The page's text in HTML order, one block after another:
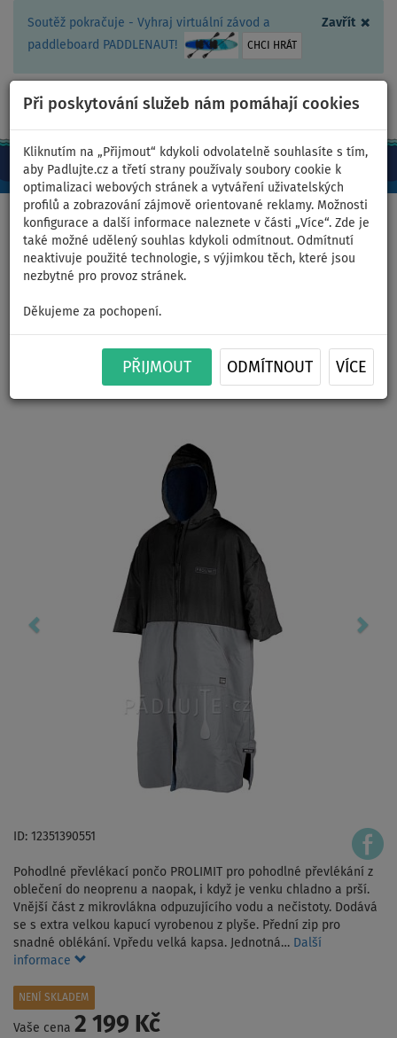
Zavřít ×
Soutěž pokračuje - Vyhraj virtuální závod a
paddleboard PADDLENAUT!
CHCI HRÁT
Při poskytování služeb nám pomáhají cookies
Kliknutím na „Přijmout“ kdykoli odvolatelně souhlasíte s tím,
aby Padlujte.cz a třetí strany používaly soubory cookie k
optimalizaci webových stránek a vytváření uživatelských
profilů a zobrazování zájmově orientované reklamy. Možnosti
konfigurace a další informace naleznete v části „Více“. Zde je
také možné udělený souhlas kdykoli odmítnout. Odmítnutí
neaktivuje použité technologie, s výjimkou těch, které jsou
nezbytné pro provoz stránek.
Děkujeme za pochopení.
PŘIJMOUT ODMÍTNOUT VÍCE
CZ/Kč +420 467 409 090 0ks
Domů >Oblečení >Ponča k vodě
Pončo PROLIMIT OSFA ZIPPER
pro snadné převlékání v
chladném počasí
ID: 12351390551
Pohodlné převlékací pončo PROLIMIT pro pohodlné převlékání z
oblečení do neoprenu a naopak, i když je venku chladno a prší.
Vnější část z mikrovlákna odpuzujícího vodu a nečistoty. Dodává
se s extra velkou kapucí vyrobenou z plyše. Přední zip pro
snadné oblékání. Vpředu velká kapsa. Jednotná… Další
informace
NENÍ SKLADEM
Vaše cena 2 199 Kč